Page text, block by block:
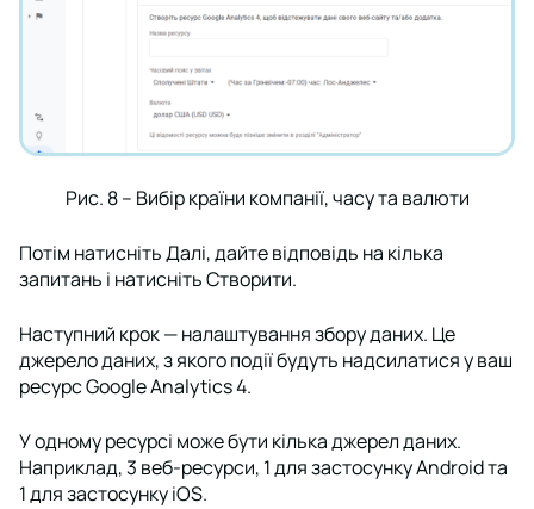
Рис. 8 – Вибір країни компанії, часу та валюти
Потім натиснітьДалі, дайте відповідь на кілька
запитань і натиснітьСтворити.
Наступний крок — налаштування збору даних. Це
джерело даних, з якого події будуть надсилатися у ваш
ресурс Google Analytics 4.
У одному ресурсі може бути кілька джерел даних.
Наприклад, 3 веб-ресурси, 1 для застосунку Android та
1 для застосунку iOS.